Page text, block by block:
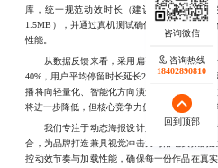
库，统一规范动效时长（建议控制在1.5~3秒
1.5MB），并通过真机测试确保兼容性。同时
性能。
从数据反馈来看，采用扁平风动态海报设计
40%，用户平均停留时长延长25%以上。这些
播将向轻量化、智能化方向演进。随着AI生成
将进一步降低，但核心竞争力仍在于对用户心
我们专注于动态海报设计服务，依托多年行
合，为品牌打造兼具视觉冲击力与落地实效的
控动效节奏与加载性能，确保每一份作品在真
咨询热线
18402890810
回到顶部